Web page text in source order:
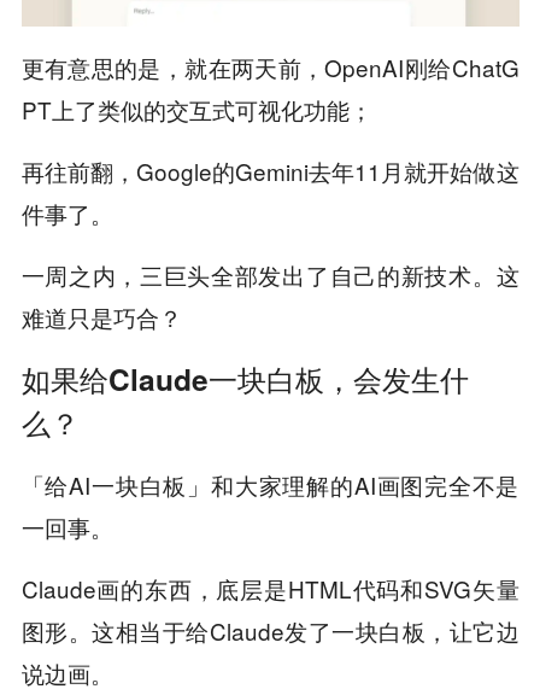
更有意思的是，就在两天前，OpenAI刚给ChatG
PT上了类似的交互式可视化功能；
再往前翻，Google的Gemini去年11月就开始做这
件事了。
一周之内，三巨头全部发出了自己的新技术。这
难道只是巧合？
如果给Claude一块白板，会发生什
么？
「给AI一块白板」和大家理解的AI画图完全不是
一回事。
Claude画的东西，底层是HTML代码和SVG矢量
图形。这相当于给Claude发了一块白板，让它边
说边画。